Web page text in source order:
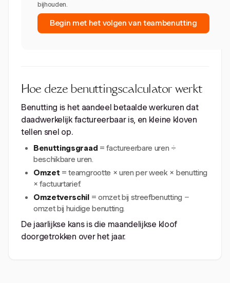
bijhouden.
Begin met het volgen van teambenutting
Hoe deze benuttingscalculator werkt
Benutting is het aandeel betaalde werkuren dat
daadwerkelijk factureerbaar is, en kleine kloven
tellen snel op.
Benuttingsgraad = factureerbare uren ÷
beschikbare uren.
Omzet = teamgrootte × uren per week × benutting
× factuurtarief.
Omzetverschil= omzet bij streefbenutting −
omzet bij huidige benutting.
De jaarlijkse kans is die maandelijkse kloof
doorgetrokken over het jaar.